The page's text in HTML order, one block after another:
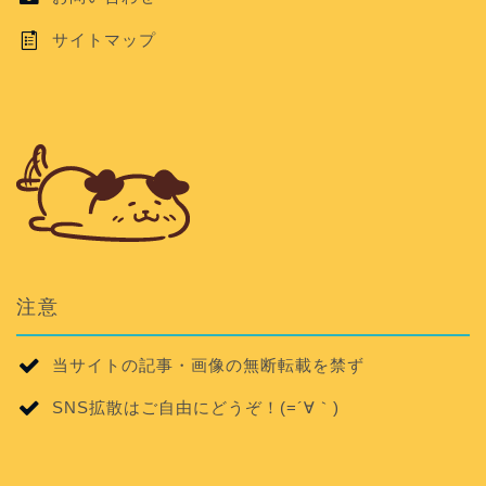
サイトマップ
注意
当サイトの記事・画像の無断転載を禁ず
SNS拡散はご自由にどうぞ！(=´∀｀)